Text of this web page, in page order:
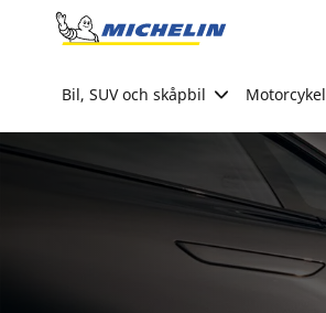
Go to page content
Bil, SUV och skåpbil Motorcykel